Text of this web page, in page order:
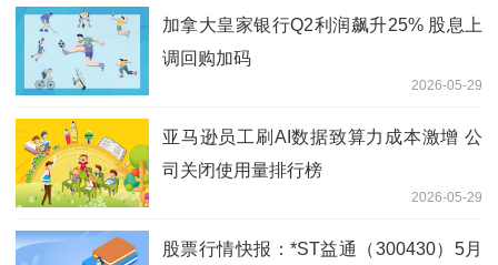
加拿大皇家银行Q2利润飙升25% 股息上
调回购加码
2026-05-29
亚马逊员工刷AI数据致算力成本激增 公
司关闭使用量排行榜
2026-05-29
股票行情快报：*ST益通（300430）5月